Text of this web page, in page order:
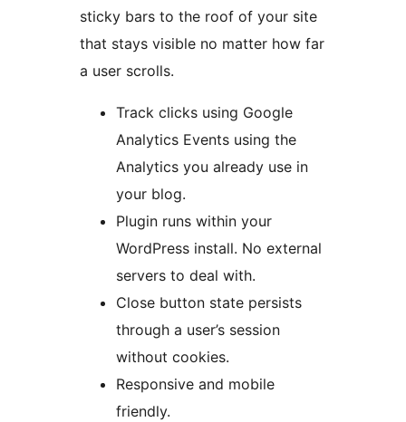
sticky bars to the roof of your site
that stays visible no matter how far
a user scrolls.
Track clicks using Google
Analytics Events using the
Analytics you already use in
your blog.
Plugin runs within your
WordPress install. No external
servers to deal with.
Close button state persists
through a user’s session
without cookies.
Responsive and mobile
friendly.